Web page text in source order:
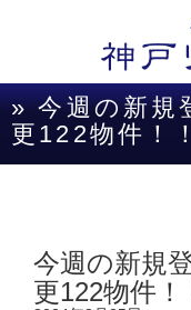
» 今週の新規
更122物件！！
今週の新規
更122物件！